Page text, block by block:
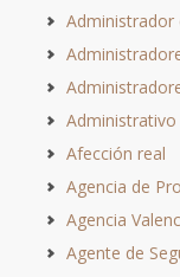
Administrador
Administrativo
Afección real
Agencia de
Agencia
Agente de